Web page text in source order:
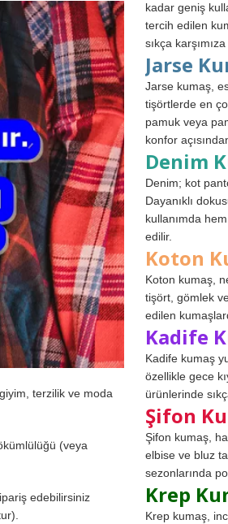
terzilik ve moda
(veya
edebilirsiniz
kadar geniş
tercih edilen
sıkça karşımıza
Jarse
Jarse kumaş,
tişörtlerde en
pamuk veya
konfor
Denim
Denim; kot
Dayanıklı
kullanımda
edilir.
Koton
Koton kumaş,
tişört, gömlek
edilen
Kadife
Kadife kumaş
özellikle gece
ürünlerinde
Şifon
Şifon kumaş,
elbise ve bluz
sezonlarında
Krep
Krep kumaş,